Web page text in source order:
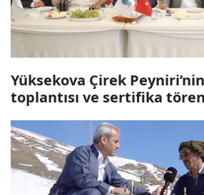
Yüksekova Çirek
toplantısı ve sertifika